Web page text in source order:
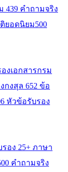
439 คำถามจริง
ยอดนิยม500
งเอกสารกรม
กงสุล 652 ข้อ
หัวข้อรับรอง
อง 25+ ภาษา
คำถามจริง